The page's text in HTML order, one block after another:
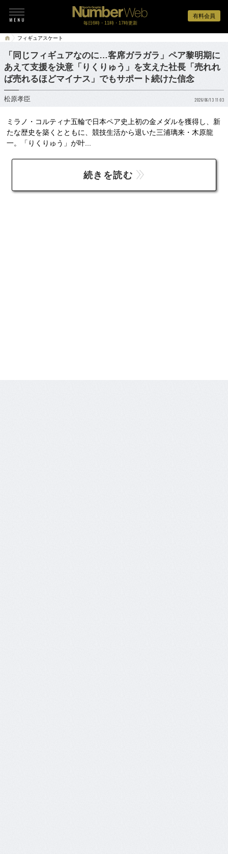
有料会員
毎日6時・11時・17時更新
フィギュアスケート
「同じフィギュアなのに…客席ガラガラ」ペア黎明期に
あえて支援を決意「りくりゅう」を支えた社長「売れれ
ば売れるほどマイナス」でもサポート続けた信念
松原孝臣 2026/06/13 11:03
ミラノ・コルティナ五輪で日本ペア史上初の金メダルを獲得し、新
たな歴史を築くとともに、競技生活から退いた三浦璃来・木原龍
一。「りくりゅう」が叶...
続きを読む